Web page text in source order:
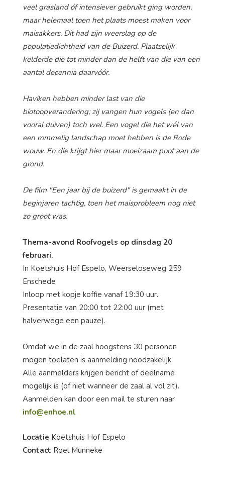
veel grasland óf intensiever gebruikt ging worden,
maar helemaal toen het plaats moest maken voor
maisakkers. Dit had zijn weerslag op de
populatiedichtheid van de Buizerd. Plaatselijk
kelderde die tot minder dan de helft van die van een
aantal decennia daarvóór.
Haviken hebben minder last van die
biotoopverandering; zij vangen hun vogels (en dan
vooral duiven) toch wel. Een vogel die het wél van
een rommelig landschap moet hebben is de Rode
wouw. En die krijgt hier maar moeizaam poot aan de
grond.
De film "Een jaar bij de buizerd" is gemaakt in de
beginjaren tachtig, toen het maisprobleem nog niet
zo groot was.
Thema-avond Roofvogels op dinsdag 20
februari.
In Koetshuis Hof Espelo, Weerseloseweg 259
Enschede
Inloop met kopje koffie vanaf 19:30 uur.
Presentatie van 20:00 tot 22:00 uur (met
halverwege een pauze).
Omdat we in de zaal hoogstens 30 personen
mogen toelaten is aanmelding noodzakelijk.
Alle aanmelders krijgen bericht of deelname
mogelijk is (of niet wanneer de zaal al vol zit).
Aanmelden kan door een mail te sturen naar
info@enhoe.nl
Locatie Koetshuis Hof Espelo
Contact Roel Munneke